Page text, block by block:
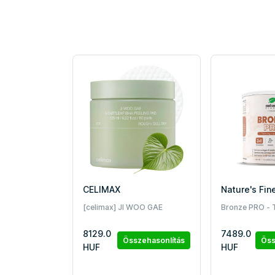
CELIMAX
[celimax] JI WOO GAE
60 db
8129.0
HUF
Összehasonlítás
Nature's
Bronze PRO -
Biotin,
7489.0
HUF